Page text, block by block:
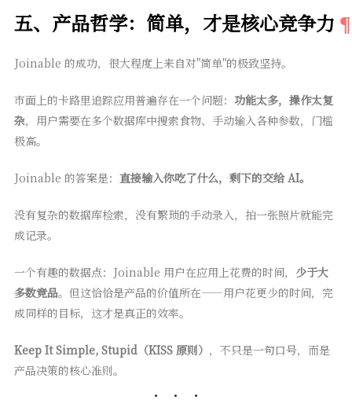
五、产品哲学：简单，才是核心竞争力
Joinable 的成功，很大程度上来自对"简单"的极致坚持。
市面上的卡路里追踪应用普遍存在一个问题： 功能太多，操作太复
杂，用户需要在多个数据库中搜索食物、手动输入各种参数，门槛
极高。
Joinable 的答案是： 直接输入你吃了什么，剩下的交给 AI。
没有复杂的数据库检索，没有繁琐的手动录入，拍一张照片就能完
成记录。
一个有趣的数据点：Joinable 用户在应用上花费的时间， 少于大
多数竞品。但这恰恰是产品的价值所在——用户花更少的时间，完
成同样的目标，这才是真正的效率。
Keep It Simple, Stupid（KISS 原则） ，不只是一句口号，而是
产品决策的核心准则。